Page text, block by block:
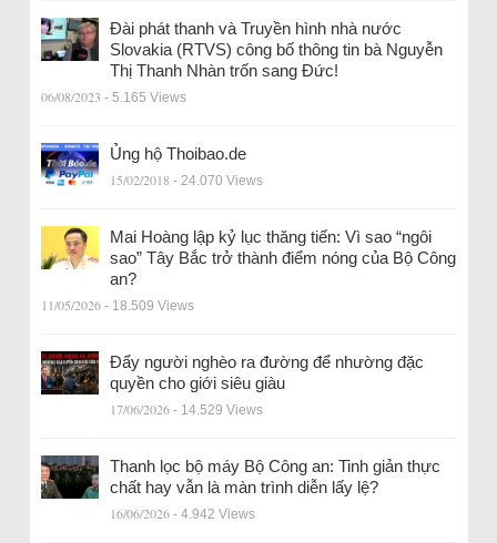
Đài phát thanh và Truyền hình nhà nước
Slovakia (RTVS) công bố thông tin bà Nguyễn
Thị Thanh Nhàn trốn sang Đức!
06/08/2023 - 5.165 Views
Ủng hộ Thoibao.de
15/02/2018 - 24.070 Views
Mai Hoàng lập kỷ lục thăng tiến: Vì sao “ngôi
sao” Tây Bắc trở thành điểm nóng của Bộ Công
an?
11/05/2026 - 18.509 Views
Đẩy người nghèo ra đường để nhường đặc
quyền cho giới siêu giàu
17/06/2026 - 14.529 Views
Thanh lọc bộ máy Bộ Công an: Tinh giản thực
chất hay vẫn là màn trình diễn lấy lệ?
16/06/2026 - 4.942 Views